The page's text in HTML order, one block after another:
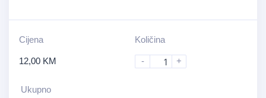
Cijena
12,00 KM
Količina
- +
Ukupno